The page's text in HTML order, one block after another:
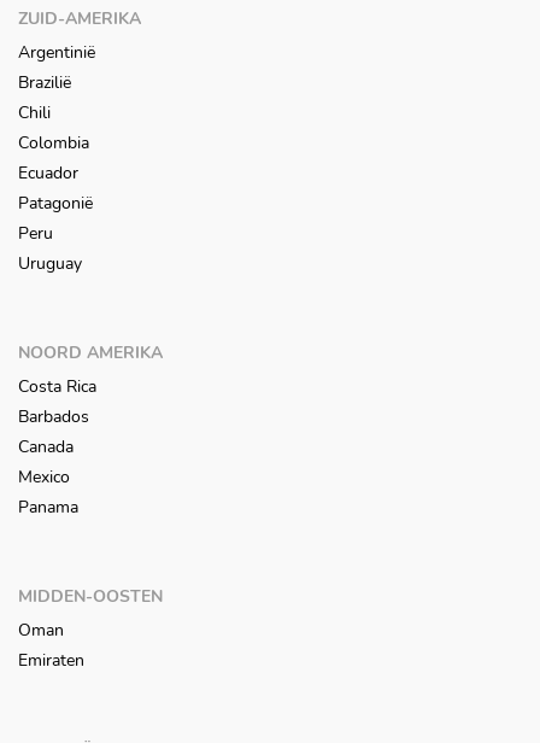
ZUID-AMERIKA
Argentinië
Brazilië
Chili
Colombia
Ecuador
Patagonië
Peru
Uruguay
NOORD AMERIKA
Costa Rica
Barbados
Canada
Mexico
Panama
MIDDEN-OOSTEN
Oman
Emiraten